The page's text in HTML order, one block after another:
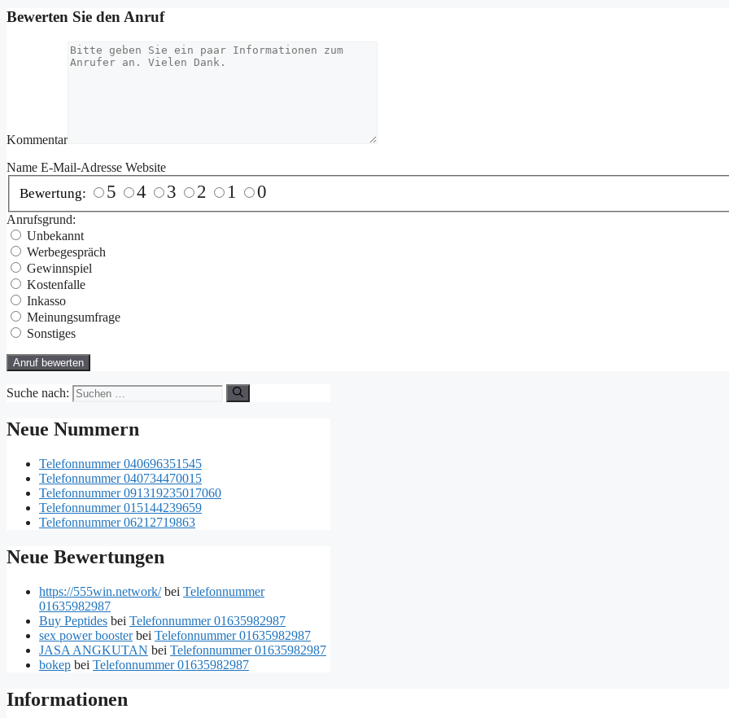
Bewerten Sie den Anruf
Kommentar
Name E-Mail-Adresse Website
Bewertung: 5 4 3 2 1 0
Anrufsgrund:
Unbekannt
Werbegespräch
Gewinnspiel
Kostenfalle
Inkasso
Meinungsumfrage
Sonstiges
Suche nach:
Neue Nummern
Telefonnummer 040696351545
Telefonnummer 040734470015
Telefonnummer 091319235017060
Telefonnummer 015144239659
Telefonnummer 06212719863
Neue Bewertungen
https://555win.network/bei Telefonnummer
01635982987
Buy Peptides bei Telefonnummer 01635982987
sex power boosterbei Telefonnummer 01635982987
JASA ANGKUTAN bei Telefonnummer 01635982987
bokep bei Telefonnummer 01635982987
Informationen